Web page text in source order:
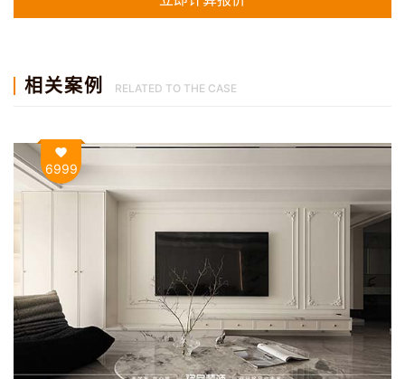
相关案例 RELATED TO THE CASE
6999